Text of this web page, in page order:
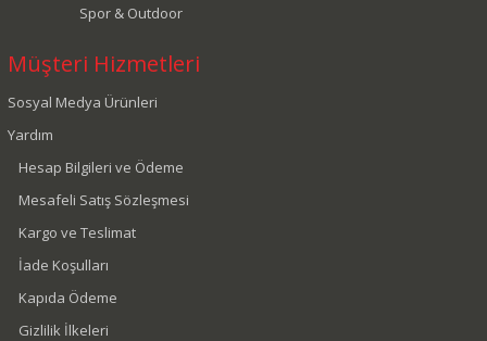
Spor & Outdoor
Müşteri Hizmetleri
Sosyal Medya Ürünleri
Yardım
Hesap Bilgileri ve Ödeme
Mesafeli Satış Sözleşmesi
Kargo ve Teslimat
İade Koşulları
Kapıda Ödeme
Gizlilik İlkeleri